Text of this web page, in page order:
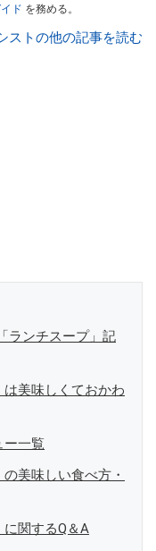
ド を務める。
ストの他の記事を読む
ランチスープ」記
美味しくておかわ
ー一覧
美味しい食べ方・
関するQ＆A